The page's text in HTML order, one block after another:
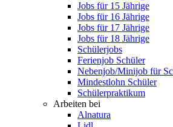
Jobs für 15 Jährige
Jobs für 16 Jährige
Jobs für 17 Jährige
Jobs für 18 Jährige
Schülerjobs
Ferienjob Schüler
Nebenjob/Minijob für
Mindestlohn Schüler
Schülerpraktikum
Arbeiten bei
Alnatura